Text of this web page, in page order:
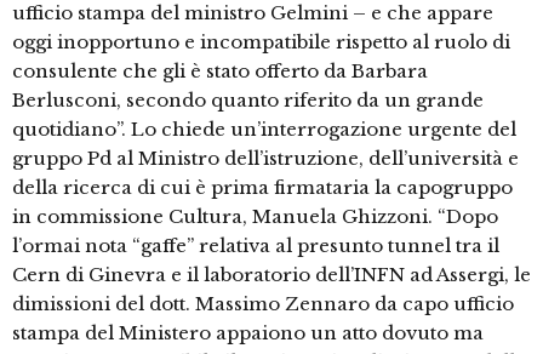
ufficio stampa del ministro Gelmini – e che appare
oggi inopportuno e incompatibile rispetto al ruolo di
consulente che gli è stato offerto da Barbara
Berlusconi, secondo quanto riferito da un grande
quotidiano”. Lo chiede un’interrogazione urgente del
gruppo Pd al Ministro dell’istruzione, dell’università e
della ricerca di cui è prima firmataria la capogruppo
in commissione Cultura, Manuela Ghizzoni. “Dopo
l’ormai nota “gaffe” relativa al presunto tunnel tra il
Cern di Ginevra e il laboratorio dell’INFN ad Assergi, le
dimissioni del dott. Massimo Zennaro da capo ufficio
stampa del Ministero appaiono un atto dovuto ma